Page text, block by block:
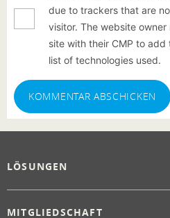
due to trackers that are
visitor. The website
site with their CMP to
list of technologies used.
KOMMENTAR ABSCHICKEN
LÖSUNGEN
MITGLIEDSCHAFT